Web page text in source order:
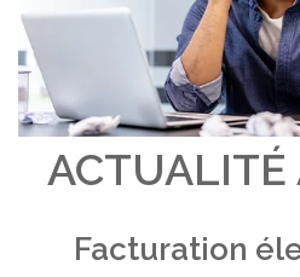
ACTUALITÉ
Facturation